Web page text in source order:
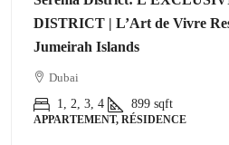
DISTRICT | L’Art de Vivre
Jumeirah Islands
Dubai
1, 2, 3, 4
899 sqft
APPARTEMENT, RÉSIDENCE